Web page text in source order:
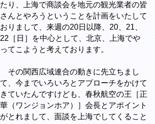
たり、上海で商談会を地元の観光業者の皆
さんとやろうということを計画をいたして
おりまして、来週の20日以降、20、21、
22［日］を中心として、北京、上海でや
ってこようと考えております。
その関西広域連合の動きに先立ちまし
て、今までいろいろとアプローチをかけて
きていたんですけども、春秋航空の王［正
華（ワンジョンホア）］会長とアポイント
がとれまして、面談を上海でしてくること